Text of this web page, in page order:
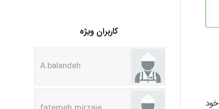
یک سوم از وقت خود
کاربران ویژه